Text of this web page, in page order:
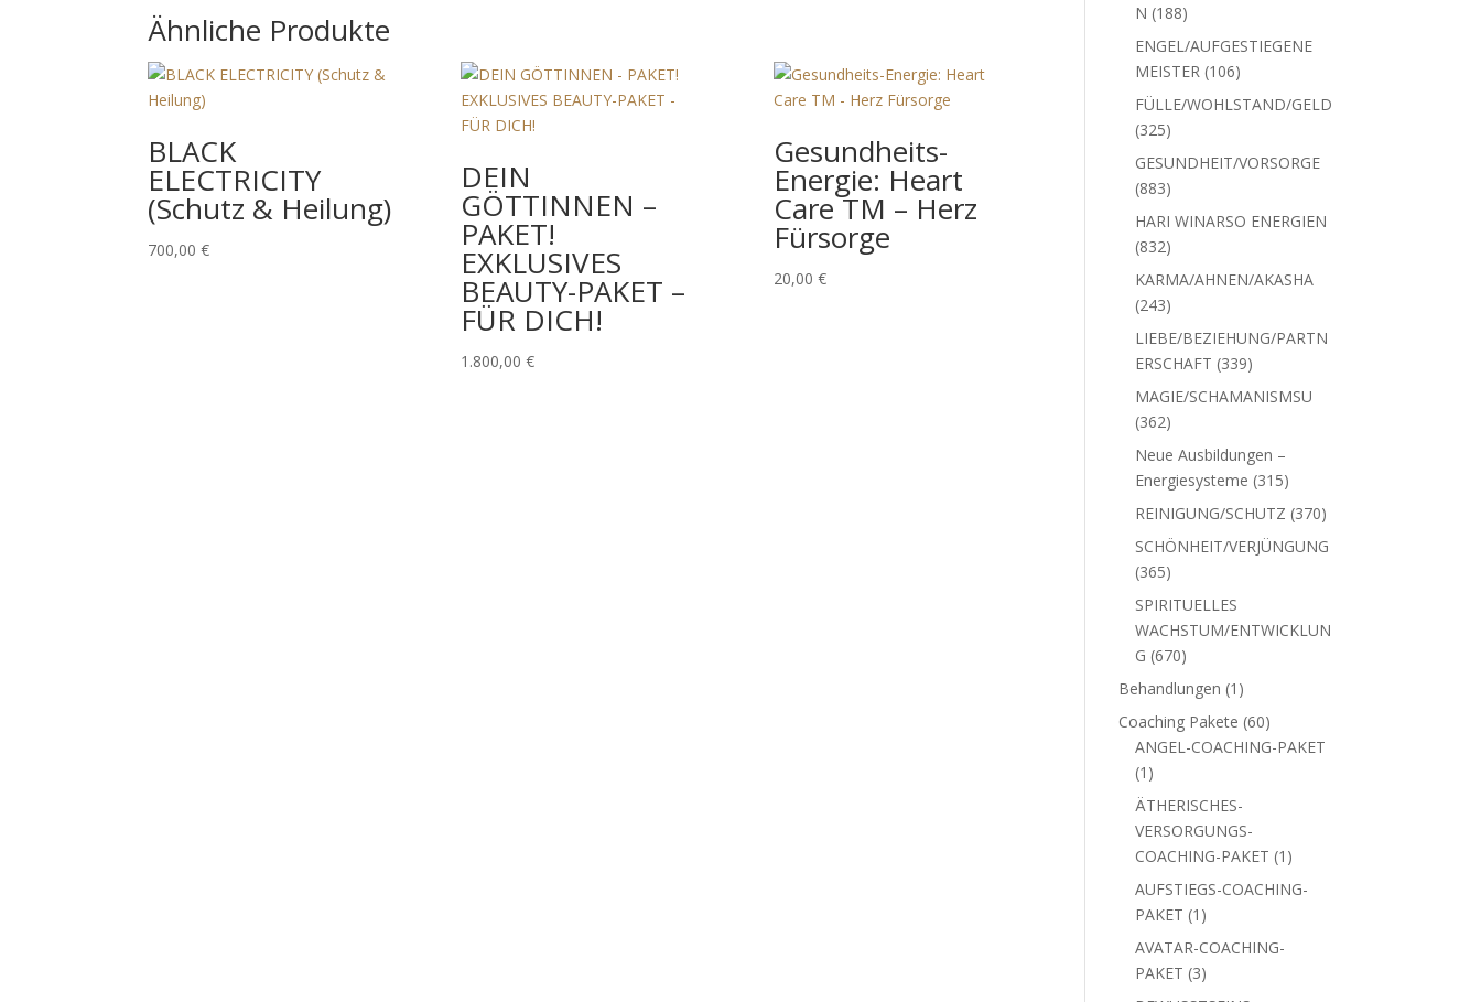
Ähnliche Produkte
BLACK
ELECTRICITY
(Schutz & Heilung)
700,00€
DEIN
GÖTTINNEN –
PAKET!
EXKLUSIVES
BEAUTY-PAKET –
FÜR DICH!
1.800,00 €
Gesundheits-
Energie: Heart
Care TM – Herz
Fürsorge
20,00 €
N 188188
Produkte
ENGEL/AUFGESTIEGENE
MEISTER 106106
Produkte
FÜLLE/WOHLSTAND/GELD
325325
Produkte
GESUNDHEIT/VORSORGE
883883
Produkte
HARI WINARSO ENERGIEN
832832
Produkte
KARMA/AHNEN/AKASHA
243243
Produkte
LIEBE/BEZIEHUNG/PARTN
ERSCHAFT 339339
Produkte
MAGIE/SCHAMANISMSU
362362
Produkte
Neue Ausbildungen –
Energiesysteme 315315
Produkte
REINIGUNG/SCHUTZ 370370
Produkte
SCHÖNHEIT/VERJÜNGUNG
365365
Produkte
SPIRITUELLES
WACHSTUM/ENTWICKLUN
G 670670
Produkte
Behandlungen 1 1
Produkt
Coaching Pakete 6060
Produkte
ANGEL-COACHING-PAKET
1 1
Produkt
ÄTHERISCHES-
VERSORGUNGS-
COACHING-PAKET 1 1
Produkt
AUFSTIEGS-COACHING-
PAKET 1 1
Produkt
AVATAR-COACHING-
PAKET 33
Produkte